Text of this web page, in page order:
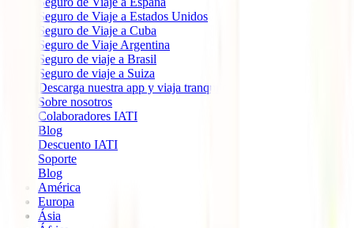
Seguro de Viaje a Estados Unidos
Seguro de Viaje a Cuba
Seguro de Viaje Argentina
Seguro de viaje a Brasil
Seguro de viaje a Suiza
Descarga nuestra app y viaja tranquilo
Sobre nosotros
Colaboradores IATI
Blog
Descuento IATI
Soporte
Blog
América
Europa
Ásia